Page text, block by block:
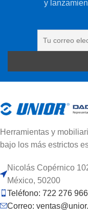
y
Herramientas y
bajo los más estrictos
Nicolás Copérnico
México, 50200
Teléfono: 722 276
Correo: